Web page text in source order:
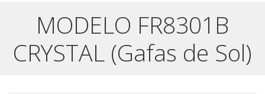
MODELO FR8301B
CRYSTAL (Gafas de Sol)